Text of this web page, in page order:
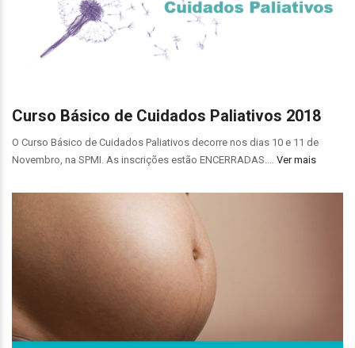
Curso Básico de Cuidados Paliativos 2018
O Curso Básico de Cuidados Paliativos decorre nos dias 10 e 11 de
Novembro, na SPMI. As inscrições estão ENCERRADAS.… Ver mais